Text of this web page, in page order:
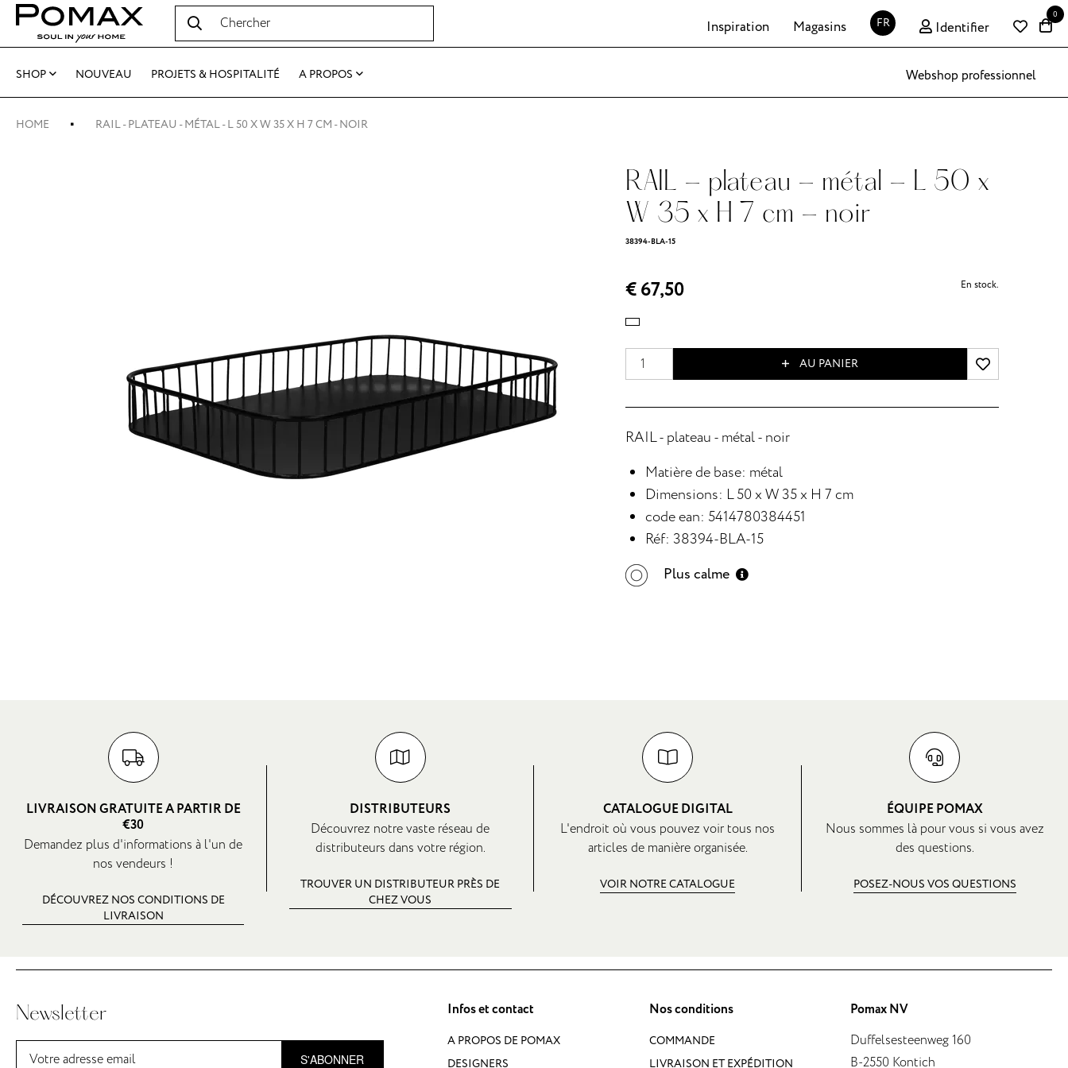
Inspiration Magasins FR Identifier
0
SHOP NOUVEAU PROJETS & HOSPITALITÉ A PROPOS Webshop professionnel
HOME RAIL - PLATEAU - MÉTAL - L 50 X W 35 X H 7 CM - NOIR
RAIL - plateau - métal - L 50 x
W 35 x H 7 cm - noir
38394-BLA-15
€ 67,50 En stock.
AU PANIER
RAIL - plateau - métal - noir
Matière de base: métal
Dimensions: L 50 x W 35 x H 7 cm
code ean: 5414780384451
Réf: 38394-BLA-15
Plus calme
LIVRAISON GRATUITE A PARTIR DE
€30
Demandez plus d'informations à l'un de
nos vendeurs !
DÉCOUVREZ NOS CONDITIONS DE
LIVRAISON
DISTRIBUTEURS
Découvrez notre vaste réseau de
distributeurs dans votre région.
TROUVER UN DISTRIBUTEUR PRÈS DE
CHEZ VOUS
CATALOGUE DIGITAL
L'endroit où vous pouvez voir tous nos
articles de manière organisée.
VOIR NOTRE CATALOGUE
ÉQUIPE POMAX
Nous sommes là pour vous si vous avez
des questions.
POSEZ-NOUS VOS QUESTIONS
Newsletter
S'ABONNER
Infos et contact
A PROPOS DE POMAX
DESIGNERS
Nos conditions
COMMANDE
LIVRAISON ET EXPÉDITION
Pomax NV
Duffelsesteenweg 160
B-2550 Kontich